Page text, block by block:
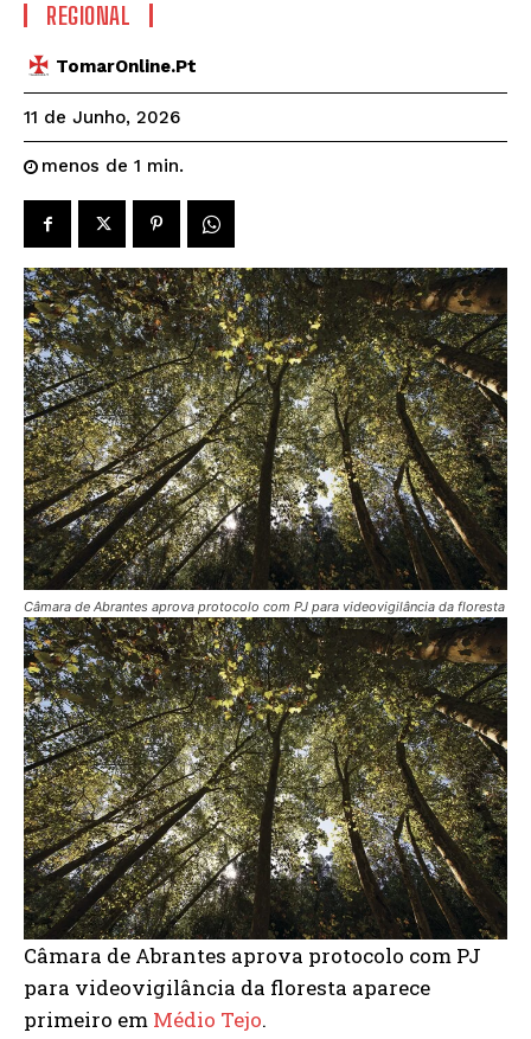
REGIONAL
TomarOnline.pt
11 de Junho, 2026
menos de 1 min.
Câmara de Abrantes aprova protocolo com PJ para videovigilância da floresta
Câmara de Abrantes aprova protocolo com PJ
para videovigilância da floresta aparece
primeiro em Médio Tejo.